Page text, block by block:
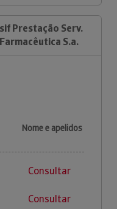
Prestação Serv.
S.a.
Nome e apelidos
Consultar
Consultar